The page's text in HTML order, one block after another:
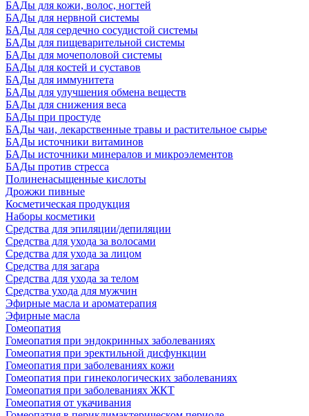
БАДы для кожи, волос, ногтей
БАДы для нервной системы
БАДы для сердечно сосудистой системы
БАДы для пищеварительной системы
БАДы для мочеполовой системы
БАДы для костей и суставов
БАДы для иммунитета
БАДы для улучшения обмена веществ
БАДы для снижения веса
БАДы при простуде
БАДы чаи, лекарственные травы и растительное сырье
БАДы источники витаминов
БАДы источники минералов и микроэлементов
БАДы против стресса
Полиненасыщенные кислоты
Дрожжи пивные
Косметическая продукция
Наборы косметики
Средства для эпиляции/депиляции
Средства для ухода за волосами
Средства для ухода за лицом
Средства для загара
Средства для ухода за телом
Средства ухода для мужчин
Эфирные масла и ароматерапия
Эфирные масла
Гомеопатия
Гомеопатия при эндокринных заболеваниях
Гомеопатия при эректильной дисфункции
Гомеопатия при заболеваниях кожи
Гомеопатия при гинекологических заболеваниях
Гомеопатия при заболеваниях ЖКТ
Гомеопатия от укачивания